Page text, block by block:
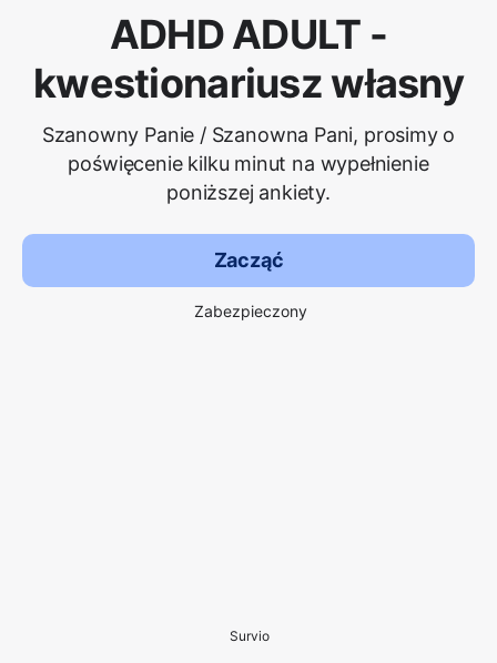
ADHD ADULT -
kwestionariusz własny
Szanowny Panie / Szanowna Pani, prosimy o
poświęcenie kilku minut na wypełnienie
poniższej ankiety.
Zacząć
Zabezpieczony
Survio